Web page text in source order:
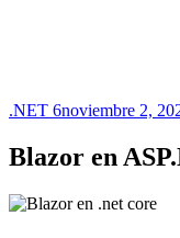
.NET 6noviembre 2,
Blazor en